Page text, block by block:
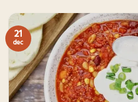
21
dec